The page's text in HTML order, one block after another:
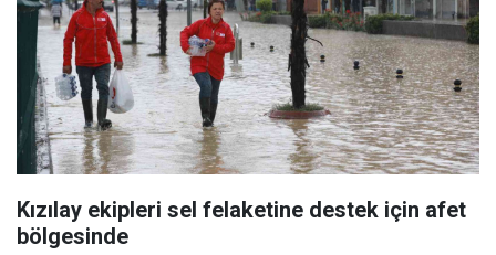
Kızılay ekipleri sel felaketine destek için afet
bölgesinde